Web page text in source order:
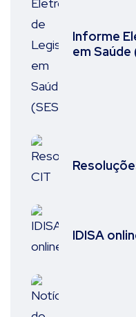
Informe
em Saúde
IDISA